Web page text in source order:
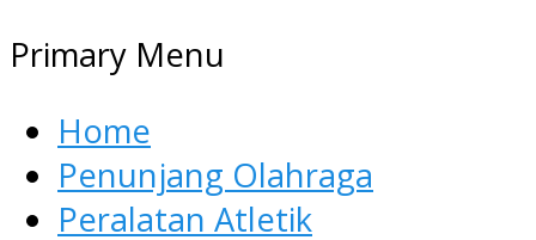
Primary Menu
Home
Penunjang Olahraga
Peralatan Atletik